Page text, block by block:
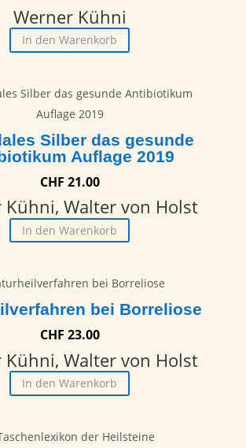
Werner Kühni
In den Warenkorb
Silber das gesunde
Auflage 2019
CHF 21.00
Kühni, Walter von Holst
In den Warenkorb
bei Borreliose
CHF 23.00
Kühni, Walter von Holst
In den Warenkorb